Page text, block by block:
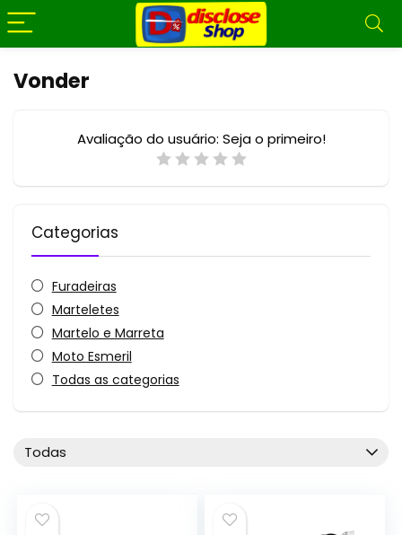
Vonder
Avaliação do usuário: Seja o primeiro!
Categorias
Furadeiras
Marteletes
Martelo e Marreta
Moto Esmeril
Todas as categorias
Todas